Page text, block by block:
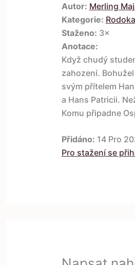
Autor: Merling
Kategorie:
Staženo: 3×
Anotace:
Když chudý
zahození.
svým přítelem
a Hans Patricii.
Komu připadne
Přidáno: 14 Pro
Pro stažení se